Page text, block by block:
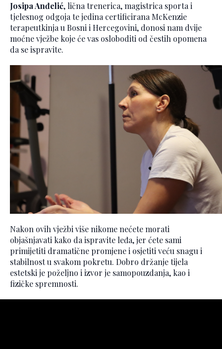
Josipa Anđelić, lična trenerica, magistrica sporta i
tjelesnog odgoja te jedina certificirana McKenzie
terapeutkinja u Bosni i Hercegovini, donosi nam dvije
moćne vježbe koje će vas osloboditi od čestih opomena
da se ispravite.
Nakon ovih vježbi više nikome nećete morati
objašnjavati kako da ispravite leđa, jer ćete sami
primijetiti dramatične promjene i osjetiti veću snagu i
stabilnost u svakom pokretu. Dobro držanje tijela
estetski je poželjno i izvor je samopouzdanja, kao i
fizičke spremnosti.